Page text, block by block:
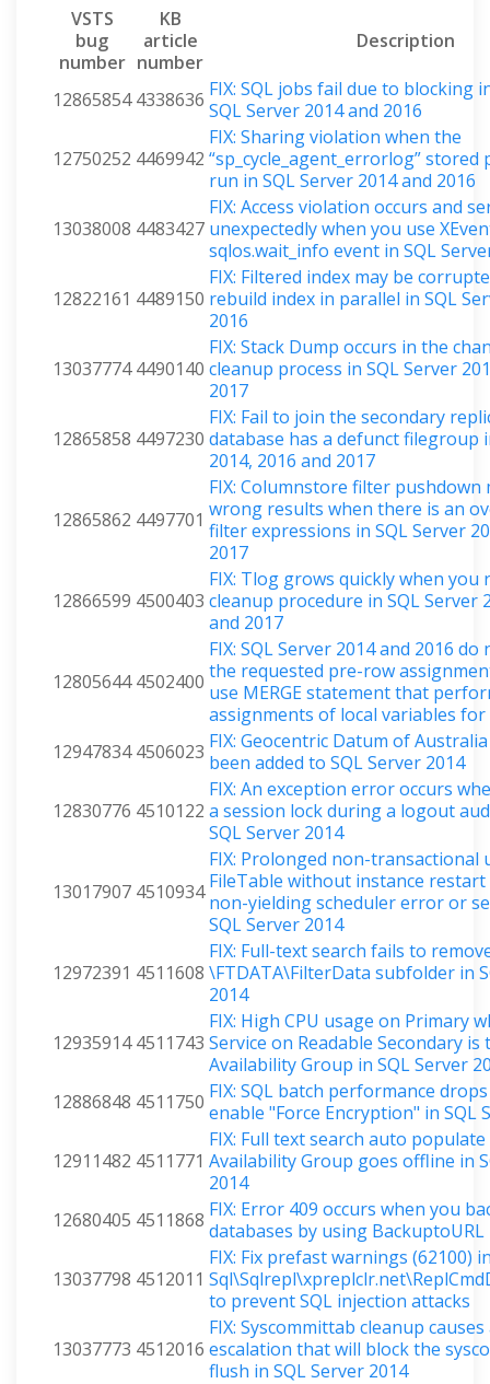
VSTS
bug
number
KB
article
number
Description
12865854 4338636 FIX: SQL jobs fail due to blocking
SQL Server 2014 and 2016
12750252 4469942
FIX: Sharing violation when the
“sp_cycle_agent_errorlog” stored
run in SQL Server 2014 and 2016
13038008 4483427
FIX: Access violation occurs and
unexpectedly when you use
sqlos.wait_info event in SQL
12822161 4489150
FIX: Filtered index may be
rebuild index in parallel in SQL
2016
13037774 4490140
FIX: Stack Dump occurs in the
cleanup process in SQL Server
2017
12865858 4497230
FIX: Fail to join the secondary
database has a defunct filegroup
2014, 2016 and 2017
12865862 4497701
FIX: Columnstore filter pushdown
wrong results when there is an
filter expressions in SQL Server
2017
12866599 4500403
FIX: Tlog grows quickly when you
cleanup procedure in SQL Server
and 2017
12805644 4502400
FIX: SQL Server 2014 and 2016
the requested pre-row
use MERGE statement that
assignments of local variables for
12947834 4506023 FIX: Geocentric Datum of
been added to SQL Server 2014
12830776 4510122
FIX: An exception error occurs
a session lock during a logout
SQL Server 2014
13017907 4510934
FIX: Prolonged non-transactional
FileTable without instance restart
non-yielding scheduler error or
SQL Server 2014
12972391 4511608
FIX: Full-text search fails to
\FTDATA\FilterData subfolder in
2014
12935914 4511743
FIX: High CPU usage on Primary
Service on Readable Secondary
Availability Group in SQL Server
12886848 4511750 FIX: SQL batch performance
enable "Force Encryption" in SQL
12911482 4511771
FIX: Full text search auto
Availability Group goes offline in
2014
12680405 4511868 FIX: Error 409 occurs when you
databases by using BackuptoURL
13037798 4512011
FIX: Fix prefast warnings (62100)
to prevent SQL injection attacks
13037773 4512016
FIX: Syscommittab cleanup
escalation that will block the
flush in SQL Server 2014